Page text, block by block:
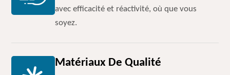
avec efficacité et réactivité, où que vous
soyez.
Matériaux De Qualité